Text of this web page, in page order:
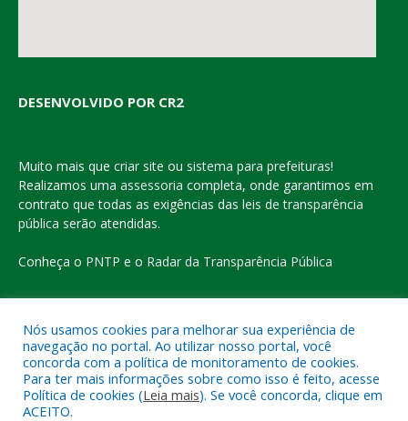
DESENVOLVIDO POR CR2
Muito mais que criar site ou sistema para prefeituras!
Realizamos uma assessoria completa, onde garantimos em
contrato que todas as exigências das leis de transparência
pública serão atendidas.
Conheça o PNTP e o Radar da Transparência Pública
Todos os direitos reservados a Prefeitura Municipal de Eldorado
do Carajás
Mapa do Site
Nós usamos cookies para melhorar sua experiência de
navegação no portal. Ao utilizar nosso portal, você
concorda com a política de monitoramento de cookies.
Para ter mais informações sobre como isso é feito, acesse
Política de cookies (Leia mais). Se você concorda, clique em
ACEITO.